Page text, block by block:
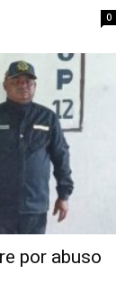
0
por abuso